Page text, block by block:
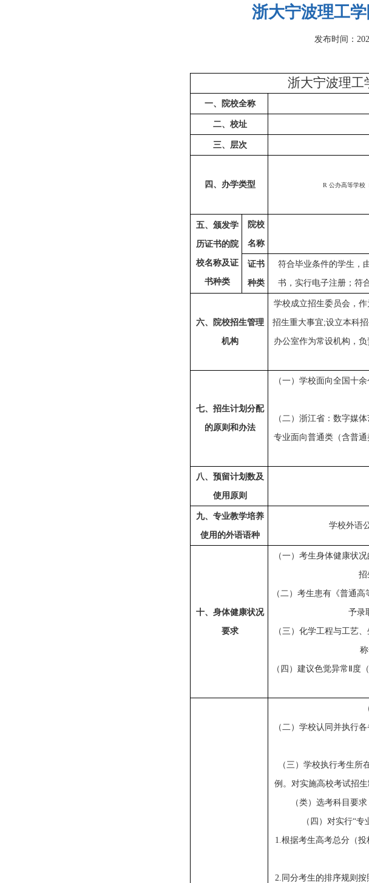
浙大宁波理工
发布时间：
浙大宁波理工
一、院校全称
二、校址
三、层次
四 、办学类型 R 公办高等学校
五、颁发学
历证书的院
校名称及证
书种类
院校
名称
证书
种类
符合毕业条件的学生，
书，实行电子注册；符
六、院校招生管理
机构
学校成立招生委员会 ， 作
招生重大事宜;设立本科
办公室作为常设机构，
七、招生计划分配
的原则和办法
（一）学校面向全国十
（二）浙江省：数字媒
专业面向普通类（含普
八、预留计划数及
使用 原则
九、专业教学培养
使用 的外语语种
学校外语
十、身体健康状况
要求
（一） 考生身体健康状
招
（二） 考生患有《普通高
予录
（三） 化学工程与工艺
（ 四 ）建议色觉异常 Ⅱ度
（二）学校认同并执行
（三） 学校执行考生所
例。对实施高校考试招
（类）选考科目要
（四） 对实行“专
1.根据考生高考总分（
2.同分考生的排序规则